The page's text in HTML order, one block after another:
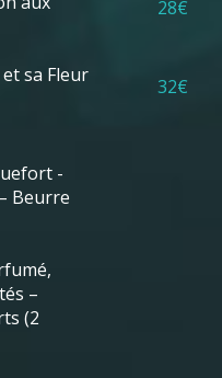
28€
sa Fleur
32€
-
Beurre
–
(2